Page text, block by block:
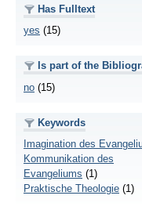
Has Fulltext
yes (15)
Is part of the
no (15)
Keywords
Imagination des
Kommunikation des
Evangeliums (1)
Praktische Theologie (1)